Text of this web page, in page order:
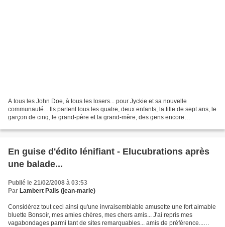
A tous les John Doe, à tous les losers... pour Jyckie et sa nouvelle
communauté... Ils partent tous les quatre, deux enfants, la fille de sept ans, le
garçon de cinq, le grand-père et la grand-mère, des gens encore
En guise d'édito lénifiant - Elucubrations après
une balade...
Publié le 21/02/2008 à 03:53
Par Lambert Palis (jean-marie)
Considérez tout ceci ainsi qu'une invraisemblable amusette une fort aimable
bluette Bonsoir, mes amies chères, mes chers amis... J'ai repris mes
vagabondages parmi tant de sites remarquables... amis de préférence...